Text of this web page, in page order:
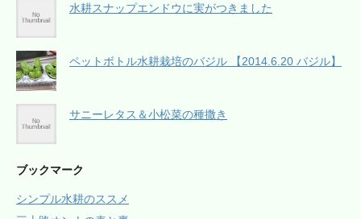
水耕スナップエンドウに実がつきました
ペットボトル水耕栽培のバジル 【2014.6.20 バジル】
サニーレタス＆小松菜の種撒き
ブックマーク
シンプル水耕のススメ